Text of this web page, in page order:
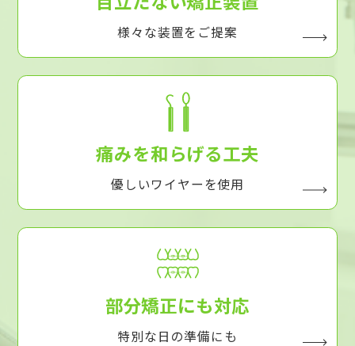
様々な装置をご提案
痛みを和らげる工夫
優しいワイヤーを使用
部分矯正にも対応
特別な日の準備にも